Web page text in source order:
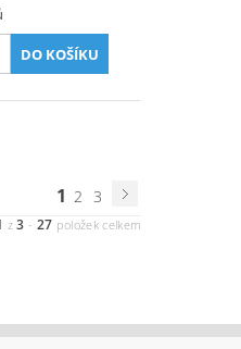
1 2 3
z3 - 27 položek celkem